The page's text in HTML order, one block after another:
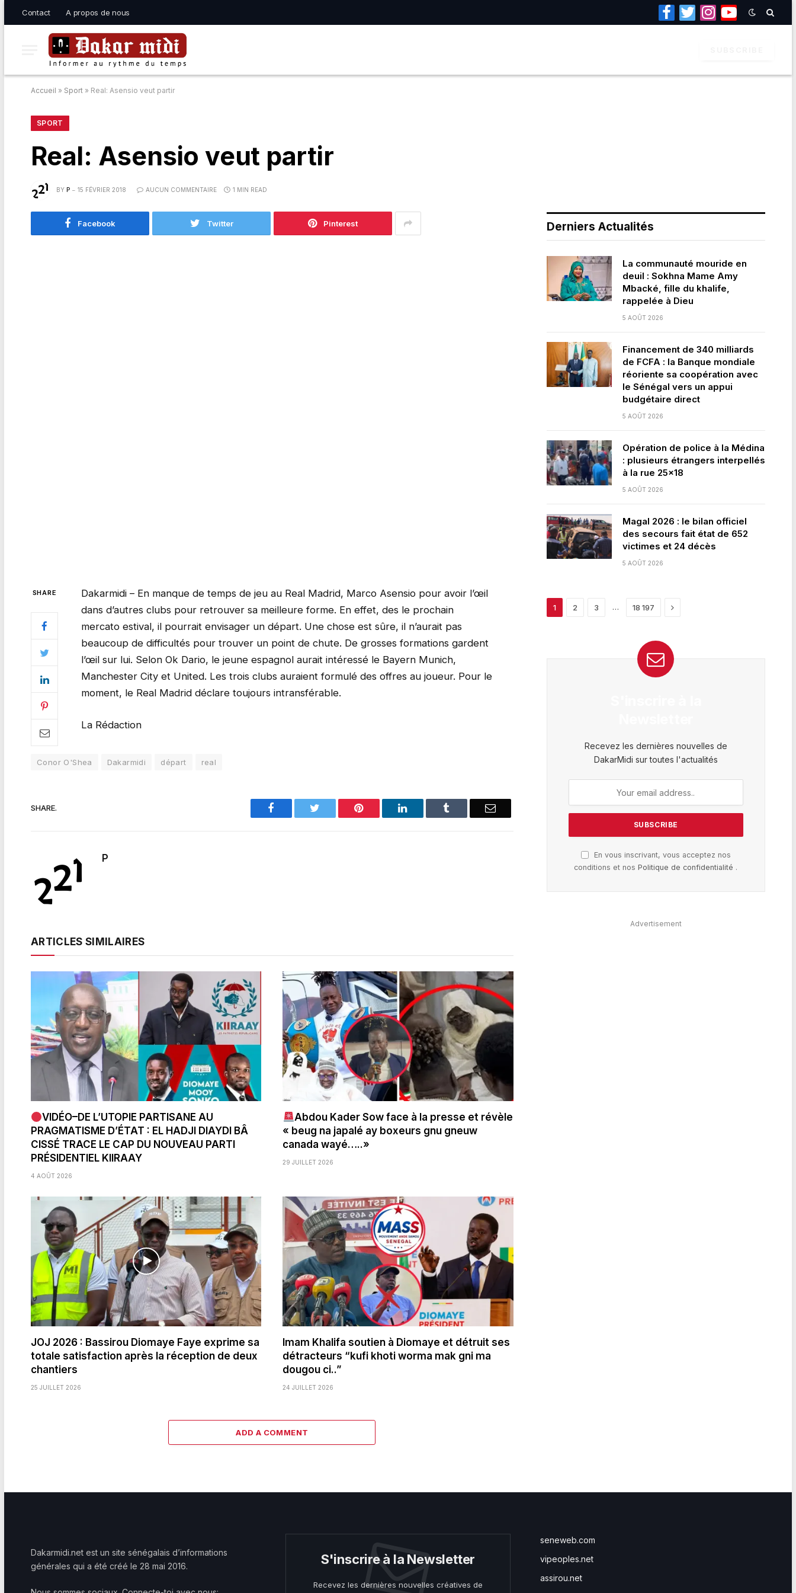
Contact A propos de nous
Facebook
TwitterInstagramYouTube
Accueil » Sport » Real: Asensio veut partir
SPORT
Real: Asensio veut partir
BY P 15 FÉVRIER 2018 AUCUN COMMENTAIRE 1 MIN READ
Facebook Twitter Pinterest
SHARE
Dakarmidi – En manque de temps de jeu au Real Madrid, Marco Asensio pour avoir l’œil
dans d’autres clubs pour retrouver sa meilleure forme. En effet, des le prochain
mercato estival, il pourrait envisager un départ. Une chose est sûre, il n’aurait pas
beaucoup de difficultés pour trouver un point de chute. De grosses formations gardent
l’œil sur lui. Selon Ok Dario, le jeune espagnol aurait intéressé le Bayern Munich,
Manchester City et United. Les trois clubs auraient formulé des offres au joueur. Pour le
moment, le Real Madrid déclare toujours intransférable.
La Rédaction
Conor O'Shea Dakarmidi départ real
SHARE. Facebook Pinterest LinkedIn Email
P
ARTICLES SIMILAIRES
VIDÉO–DE L’UTOPIE PARTISANE AU
PRAGMATISME D’ÉTAT : EL HADJI DIAYDI BÂ
CISSÉ TRACE LE CAP DU NOUVEAU PARTI
PRÉSIDENTIEL KIIRAAY
4 AOÛT 2026
Abdou Kader Sow face à la presse et révèle
« beug na japalé ay boxeurs gnu gneuw
canada wayé…..»
29 JUILLET 2026
JOJ 2026 : Bassirou Diomaye Faye exprime sa
totale satisfaction après la réception de deux
chantiers
25 JUILLET 2026
Imam Khalifa soutien à Diomaye et détruit ses
détracteurs “kufi khoti worma mak gni ma
dougou ci..”
24 JUILLET 2026
ADD A COMMENT
Derniers Actualités
La communauté mouride en
deuil : Sokhna Mame Amy
Mbacké, fille du khalife,
rappelée à Dieu
5 AOÛT 2026
Financement de 340 milliards
de FCFA : la Banque mondiale
réoriente sa coopération avec
le Sénégal vers un appui
budgétaire direct
5 AOÛT 2026
Opération de police à la Médina
: plusieurs étrangers interpellés
à la rue 25×18
5 AOÛT 2026
Magal 2026 : le bilan officiel
des secours fait état de 652
victimes et 24 décès
5 AOÛT 2026
1 2 3 … 18 197 Next
Recevez les dernières nouvelles de
DakarMidi sur toutes l'actualités
En vous inscrivant, vous acceptez nos
conditions et nosPolitique de confidentialité .
Advertisement
Dakarmidi.net est un site sénégalais d’informations
générales qui a été créé le 28 mai 2016.
S'inscrire à la Newsletter
Recevez les dernières nouvelles créatives de
seneweb.com
vipeoples.net
assirou.net